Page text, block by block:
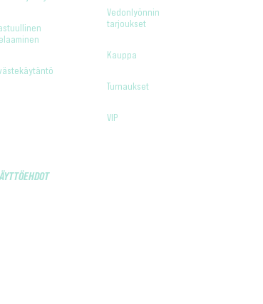
Vedonlyönnin
tarjoukset
Kauppa
Turnaukset
VIP